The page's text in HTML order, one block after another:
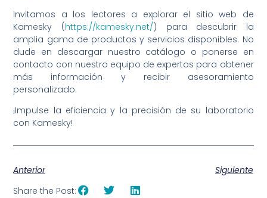
Invitamos a los lectores a explorar el sitio web de
Kamesky (https://kamesky.net/) para descubrir la
amplia gama de productos y servicios disponibles. No
dude en descargar nuestro catálogo o ponerse en
contacto con nuestro equipo de expertos para obtener
más información y recibir asesoramiento
personalizado.
¡Impulse la eficiencia y la precisión de su laboratorio
con Kamesky!
Anterior
Siguiente
Share the Post: